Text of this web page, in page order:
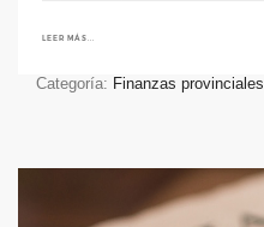
LEER MÁS...
Categoría: Finanzas provinciales